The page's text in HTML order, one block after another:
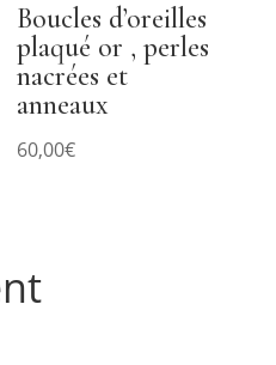
Boucles d’oreilles
plaqué or , perles
nacrées et
anneaux
60,00€